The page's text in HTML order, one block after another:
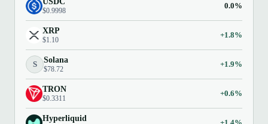
$0.9998
0.0%
XRP
$1.10
+1.8%
S Solana
$78.72
+1.9%
TRON
$0.3311
+0.6%
Hyperliquid